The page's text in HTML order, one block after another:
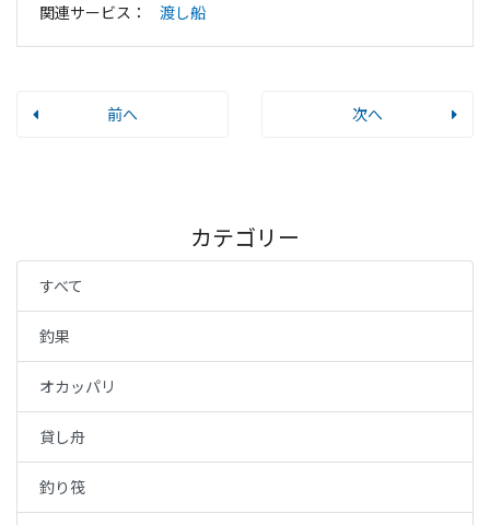
関連サービス： 渡し船
前へ 次へ
カテゴリー
すべて
釣果
オカッパリ
貸し舟
釣り筏